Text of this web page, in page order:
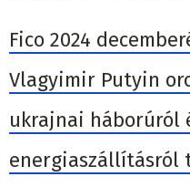
Fico 2024
Vlagyimir Putyin
ukrajnai háborúról
energiaszállításról